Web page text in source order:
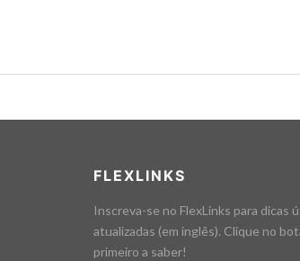
FLEXLINKS
Inscreva-se no FlexLinks para dicas
atualizadas (em inglês). Clique no
primeiro a saber!